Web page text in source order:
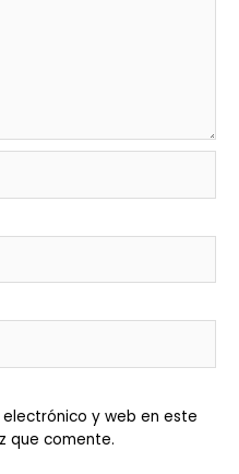
y web en este
que comente.